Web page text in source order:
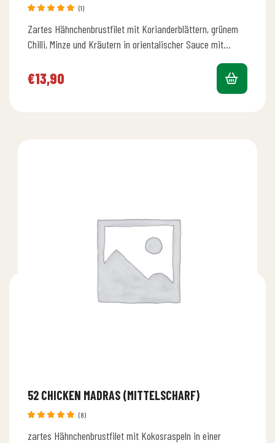
mit5.00
(1)
Zartes Hähnchenbrustfilet mit Korianderblättern, grünem
Chilli, Minze und Kräutern in orientalischer Sauce mit
€13,90
52 CHICKEN MADRAS (MITTELSCHARF)
mit5.00
(8)
zartes Hähnchenbrustfilet mit Kokosraspeln in einer